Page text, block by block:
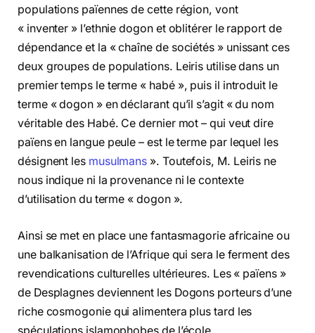
populations païennes de cette région, vont
« inventer » l’ethnie dogon et oblitérer le rapport de
dépendance et la « chaîne de sociétés » unissant ces
deux groupes de populations. Leiris utilise dans un
premier temps le terme « habé », puis il introduit le
terme « dogon » en déclarant qu’il s’agit « du nom
véritable des Habé. Ce dernier mot – qui veut dire
païens en langue peule – est le terme par lequel les
désignent les musulmans ». Toutefois, M. Leiris ne
nous indique ni la provenance ni le contexte
d’utilisation du terme « dogon ».
Ainsi se met en place une fantasmagorie africaine ou
une balkanisation de l’Afrique qui sera le ferment des
revendications culturelles ultérieures. Les « païens »
de Desplagnes deviennent les Dogons porteurs d’une
riche cosmogonie qui alimentera plus tard les